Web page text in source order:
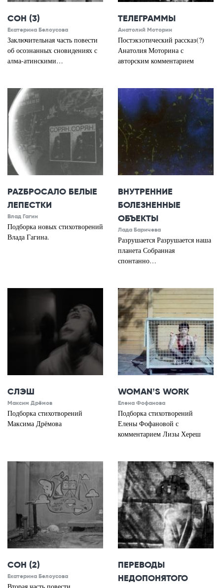
СОН (3)
Екатерина Белоусова
Заключительная часть повести
об осознанных сновидениях с
алма-атинскими…
ТЕЛЕГРАММЫ
Анатолий Моторин
Постэкзотический рассказ(?)
Анатолия Моторина с
авторским комментарием
РАZБРОСАЛО БЕЛЫЕ
ЛЕПЕСТКИ
Влад Гагин
Подборка новых стихотворений
Влада Гагина.
ВНУТРЕННИЕ
БОЛЕЗНЕННЫЕ
ОБЪЕКТЫ
Лада Баричева
Разрушается Разрушается наша
планета Собранная
спонтанно…
СЛЭШ
Максим Дрёмов
Подборка стихотворений
Максима Дрёмова
WOMAN’S WORK
Елена Фофанова
Подборка стихотворений
Елены Фофановой с
комментарием Лизы Хереш
СОН (2)
Екатерина Белоусова
ПЕРЕВОДЫ
НЕДОПОНЯТОГО